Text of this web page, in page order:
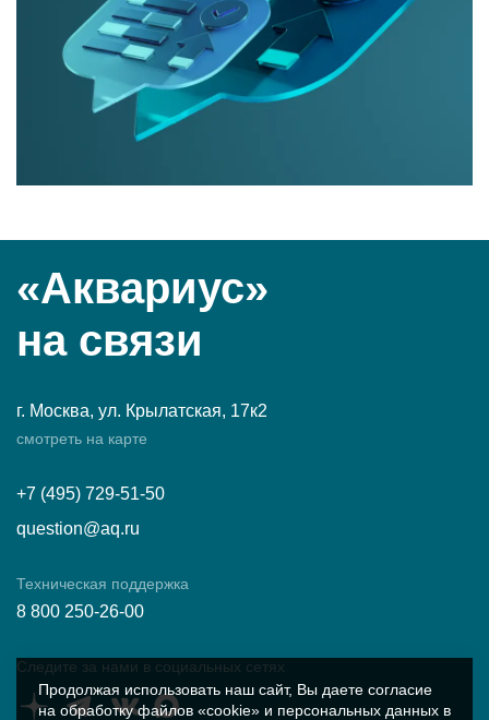
«Аквариус»
на связи
г. Москва, ул. Крылатская, 17к2
смотреть на карте
+7 (495) 729-51-50
question@aq.ru
Техническая поддержка
8 800 250-26-00
Следите за нами в социальных сетях
Продолжая использовать наш сайт, Вы даете согласие
на обработку файлов «cookie» и персональных данных в